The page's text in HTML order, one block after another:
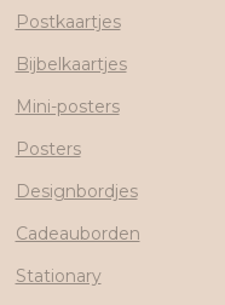
Postkaartjes
Bijbelkaartjes
Mini-posters
Posters
Designbordjes
Cadeauborden
Stationary